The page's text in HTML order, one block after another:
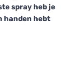
spray heb je
handen hebt